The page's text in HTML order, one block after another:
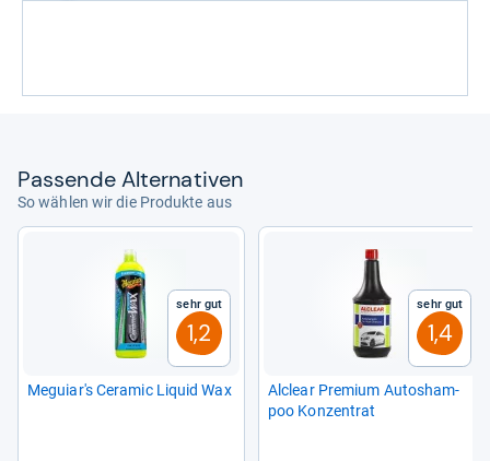
Pas­sende Alter­na­ti­ven
So wählen wir die Produkte aus
Sehr gut
1,2
Meguiar's Cera­mic Liquid Wax
Sehr gut
1,4
Alclear Pre­mium Auto­s­ham­
poo Kon­zen­trat